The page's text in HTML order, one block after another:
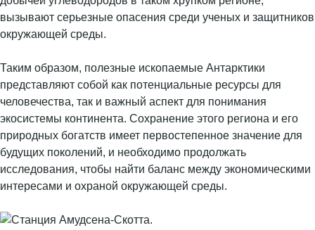
вызывают серьезные опасения среди ученых и защитников
окружающей среды.
Таким образом, полезные ископаемые Антарктики
представляют собой как потенциальные ресурсы для
человечества, так и важный аспект для понимания
экосистемы континента. Сохранение этого региона и его
природных богатств имеет первостепенное значение для
будущих поколений, и необходимо продолжать
исследования, чтобы найти баланс между экономическими
интересами и охраной окружающей среды.